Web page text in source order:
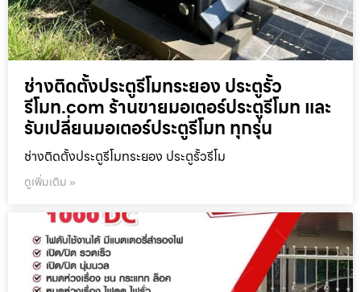
ช่างติดตั้งประตูรีโมทระยอง ประตูรั้ว
รีโมท.com ร้านขายมอเตอร์ประตูรีโมท และ
รับเปลี่ยนมอเตอร์ประตูรีโมท ทุกรุ่น
ช่างติดตั้งประตูรีโมทระยอง ประตูรั้วรีโม
ดูเพิ่มเติม »